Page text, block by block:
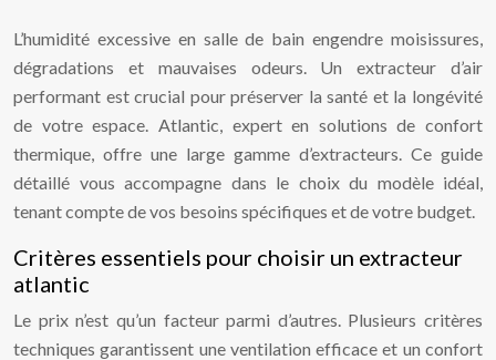
L’humidité excessive en salle de bain engendre moisissures,
dégradations et mauvaises odeurs. Un extracteur d’air
performant est crucial pour préserver la santé et la longévité
de votre espace. Atlantic, expert en solutions de confort
thermique, offre une large gamme d’extracteurs. Ce guide
détaillé vous accompagne dans le choix du modèle idéal,
tenant compte de vos besoins spécifiques et de votre budget.
Critères essentiels pour choisir un extracteur
atlantic
Le prix n’est qu’un facteur parmi d’autres. Plusieurs critères
techniques garantissent une ventilation efficace et un confort